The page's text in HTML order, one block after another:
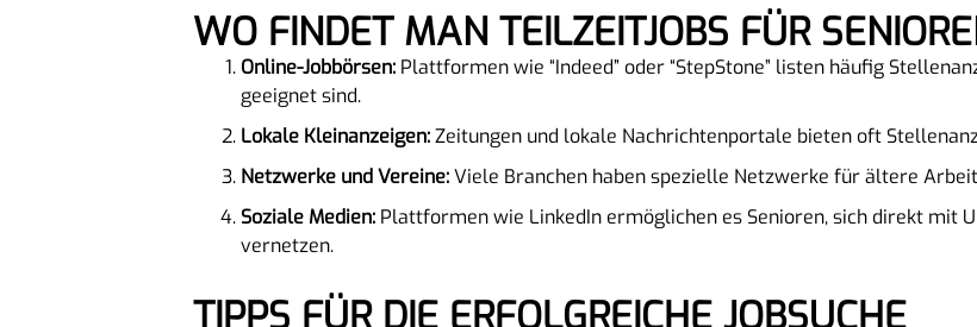
WO FINDET MAN TEILZEITJOBS FÜR
Online-Jobbörsen: Plattformen wie “Indeed” oder “StepStone” listen häufig
geeignet sind.
Lokale Kleinanzeigen:Zeitungen und lokale Nachrichtenportale bieten oft
Netzwerke und Vereine:Viele Branchen haben spezielle Netzwerke für ältere
Soziale Medien: Plattformen wie LinkedIn ermöglichen es Senioren, sich direkt mit
vernetzen.
TIPPS FÜR DIE ERFOLGREICHE JOBSUCHE